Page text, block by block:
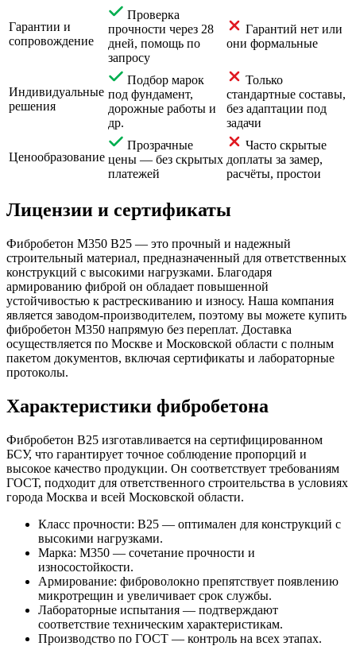
Гарантии и
сопровождение
Проверка
прочности через 28
дней, помощь по
запросу
Гарантий нет или
они формальные
Индивидуальные
решения
Подбор марок
под фундамент,
дорожные работы и
др.
Только
стандартные составы,
без адаптации под
задачи
Ценообразование
Прозрачные
цены — без скрытых
платежей
Часто скрытые
доплаты за замер,
расчёты, простои
Лицензии и сертификаты
Фибробетон М350 В25 — это прочный и надежный
строительный материал, предназначенный для ответственных
конструкций с высокими нагрузками. Благодаря
армированию фиброй он обладает повышенной
устойчивостью к растрескиванию и износу. Наша компания
является заводом-производителем, поэтому вы можете купить
фибробетон М350 напрямую без переплат. Доставка
осуществляется по Москве и Московской области с полным
пакетом документов, включая сертификаты и лабораторные
протоколы.
Характеристики фибробетона
Фибробетон В25 изготавливается на сертифицированном
БСУ, что гарантирует точное соблюдение пропорций и
высокое качество продукции. Он соответствует требованиям
ГОСТ, подходит для ответственного строительства в условиях
города Москва и всей Московской области.
Класс прочности: В25 — оптимален для конструкций с
высокими нагрузками.
Марка: М350 — сочетание прочности и
износостойкости.
Армирование: фиброволокно препятствует появлению
микротрещин и увеличивает срок службы.
Лабораторные испытания — подтверждают
соответствие техническим характеристикам.
Производство по ГОСТ — контроль на всех этапах.